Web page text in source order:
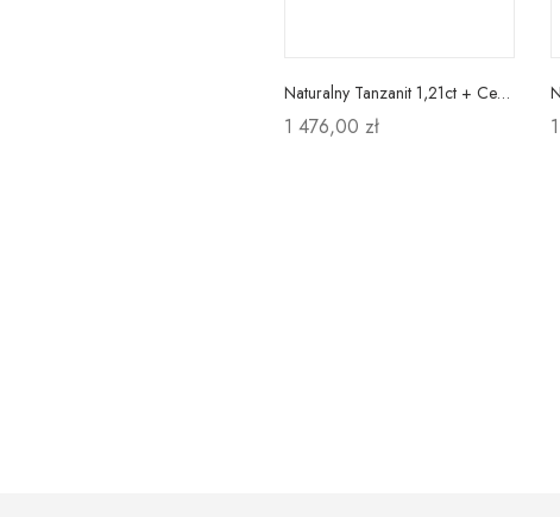
Naturalny Tanzanit 1,21ct + Certyfikat
1 476,00 zł